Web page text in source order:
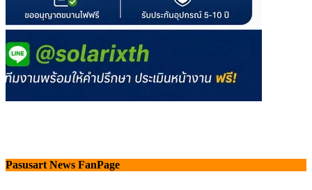
Pasusart News FanPage